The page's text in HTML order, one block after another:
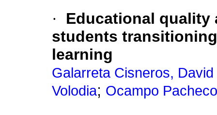
·
Educational quality
students
learning
Galarreta Cisneros,
Volodia; Ocampo